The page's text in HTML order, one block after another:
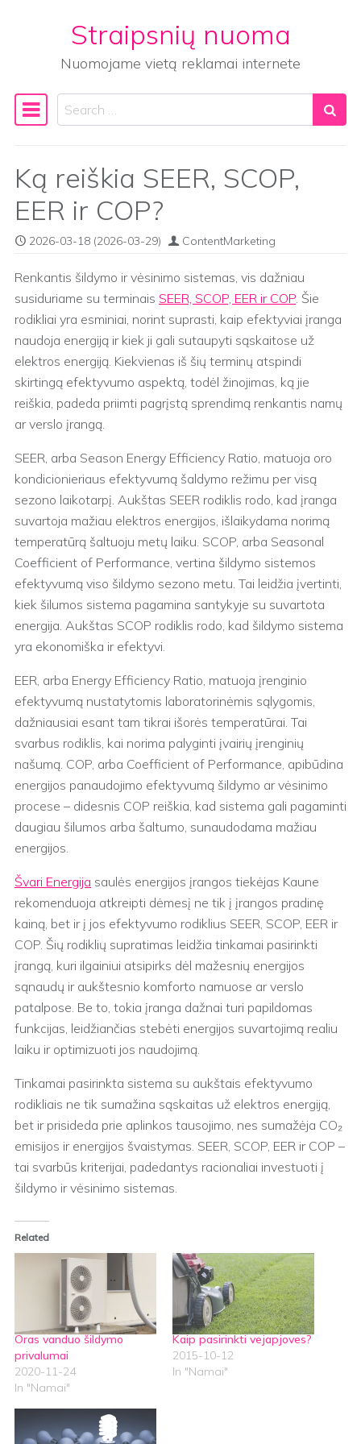
Straipsnių nuoma
Nuomojame vietą reklamai internete
Main Navigation
Search
Ką reiškia SEER, SCOP,
EER ir COP?
2026-03-18 (2026-03-29) ContentMarketing
Renkantis šildymo ir vėsinimo sistemas, vis dažniau
susiduriame su terminais SEER, SCOP, EER ir COP. Šie
rodikliai yra esminiai, norint suprasti, kaip efektyviai įranga
naudoja energiją ir kiek ji gali sutaupyti sąskaitose už
elektros energiją. Kiekvienas iš šių terminų atspindi
skirtingą efektyvumo aspektą, todėl žinojimas, ką jie
reiškia, padeda priimti pagrįstą sprendimą renkantis namų
ar verslo įrangą.
SEER, arba Season Energy Efficiency Ratio, matuoja oro
kondicionieriaus efektyvumą šaldymo režimu per visą
sezono laikotarpį. Aukštas SEER rodiklis rodo, kad įranga
suvartoja mažiau elektros energijos, išlaikydama norimą
temperatūrą šaltuoju metų laiku. SCOP, arba Seasonal
Coefficient of Performance, vertina šildymo sistemos
efektyvumą viso šildymo sezono metu. Tai leidžia įvertinti,
kiek šilumos sistema pagamina santykyje su suvartota
energija. Aukštas SCOP rodiklis rodo, kad šildymo sistema
yra ekonomiška ir efektyvi.
EER, arba Energy Efficiency Ratio, matuoja įrenginio
efektyvumą nustatytomis laboratorinėmis sąlygomis,
dažniausiai esant tam tikrai išorės temperatūrai. Tai
svarbus rodiklis, kai norima palyginti įvairių įrenginių
našumą. COP, arba Coefficient of Performance, apibūdina
energijos panaudojimo efektyvumą šildymo ar vėsinimo
procese – didesnis COP reiškia, kad sistema gali pagaminti
daugiau šilumos arba šaltumo, sunaudodama mažiau
energijos.
Švari Energija saulės energijos įrangos tiekėjas Kaune
rekomenduoja atkreipti dėmesį ne tik į įrangos pradinę
kainą, bet ir į jos efektyvumo rodiklius SEER, SCOP, EER ir
COP. Šių rodiklių supratimas leidžia tinkamai pasirinkti
įrangą, kuri ilgainiui atsipirks dėl mažesnių energijos
sąnaudų ir aukštesnio komforto namuose ar verslo
patalpose. Be to, tokia įranga dažnai turi papildomas
funkcijas, leidžiančias stebėti energijos suvartojimą realiu
laiku ir optimizuoti jos naudojimą.
Tinkamai pasirinkta sistema su aukštais efektyvumo
rodikliais ne tik sumažina sąskaitas už elektros energiją,
bet ir prisideda prie aplinkos tausojimo, nes sumažėja CO₂
emisijos ir energijos švaistymas. SEER, SCOP, EER ir COP –
tai svarbūs kriterijai, padedantys racionaliai investuoti į
šildymo ir vėsinimo sistemas.
Related
Oras vanduo šildymo
privalumai
2020-11-24
In "Namai"
Kaip pasirinkti vejapjoves?
2015-10-12
In "Namai"